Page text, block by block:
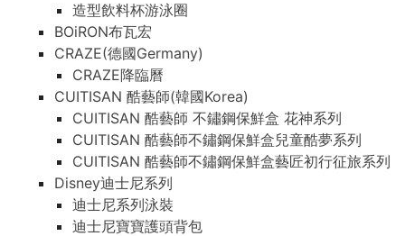
造型飲料杯游泳圈
BOiRON布瓦宏
CRAZE(德國Germany)
CRAZE降臨曆
CUITISAN 酷藝師(韓國Korea)
CUITISAN 酷藝師 不鏽鋼保鮮盒 花神系列
CUITISAN 酷藝師不鏽鋼保鮮盒兒童酷夢系列
CUITISAN 酷藝師不鏽鋼保鮮盒藝匠初行征旅系列
Disney迪士尼系列
迪士尼系列泳裝
迪士尼寶寶護頭背包